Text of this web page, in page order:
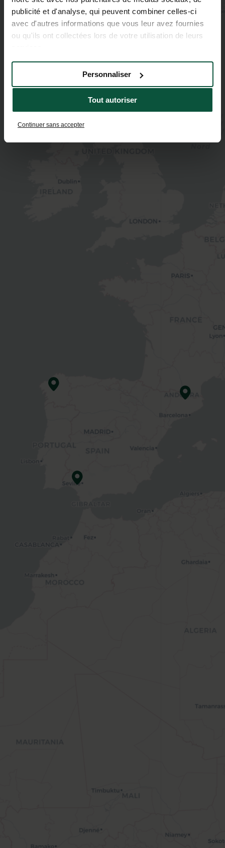
publicité et d'analyse, qui peuvent combiner celles-ci
avec d'autres informations que vous leur avez fournies
ou qu'ils ont collectées lors de votre utilisation de leurs
Tout autoriser
Personnaliser
Continuer sans accepter